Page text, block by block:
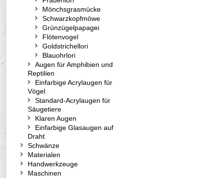
Mönchsgrasmücke
Schwarzkopfmöwe
Grünzügelpapagei
Flötenvogel
Goldstrichellori
Blauohrlori
Augen für Amphibien und
Reptilien
Einfarbige Acrylaugen für
Vögel
Standard-Acrylaugen für
Säugetiere
Klaren Augen
Einfarbige Glasaugen auf
Draht
Schwänze
Materialen
Handwerkzeuge
Maschinen